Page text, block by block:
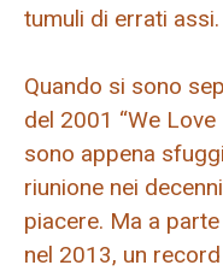
tumuli di errati assi.
Quando si sono
del 2001 “We
sono appena
riunione nei
piacere. Ma a
nel 2013, un